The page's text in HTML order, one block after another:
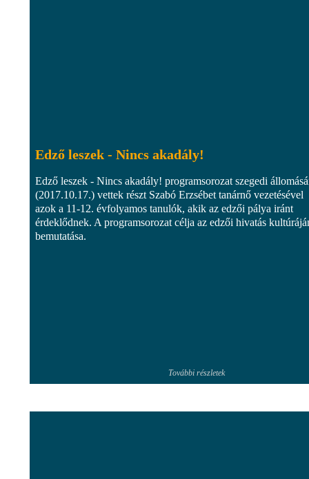
Edző leszek - Nincs akadály!
Edző leszek - Nincs akadály! programsorozat szegedi
(2017.10.17.) vettek részt Szabó Erzsébet tanárnő vezetésével
azok a 11-12. évfolyamos tanulók, akik az edzői pálya iránt
érdeklődnek. A programsorozat célja az edzői hivatás
bemutatása.
További részletek